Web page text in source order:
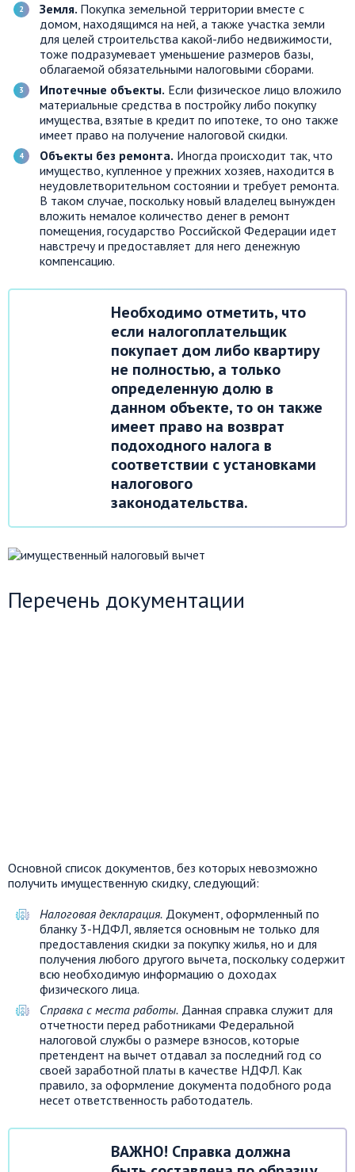
Земля. Покупка земельной территории вместе с
домом, находящимся на ней, а также участка земли
для целей строительства какой-либо недвижимости,
тоже подразумевает уменьшение размеров базы,
облагаемой обязательными налоговыми сборами.
Ипотечные объекты. Если физическое лицо вложило
материальные средства в постройку либо покупку
имущества, взятые в кредит по ипотеке, то оно также
имеет право на получение налоговой скидки.
Объекты без ремонта. Иногда происходит так, что
имущество, купленное у прежних хозяев, находится в
неудовлетворительном состоянии и требует ремонта.
В таком случае, поскольку новый владелец вынужден
вложить немалое количество денег в ремонт
помещения, государство Российской Федерации идет
навстречу и предоставляет для него денежную
компенсацию.
Необходимо отметить, что
если налогоплательщик
покупает дом либо квартиру
не полностью, а только
определенную долю в
данном объекте, то он также
имеет право на возврат
подоходного налога в
соответствии с установками
налогового
законодательства.
Перечень документации
Основной список документов, без которых невозможно
получить имущественную скидку, следующий:
Налоговая декларация. Документ, оформленный по
бланку 3-НДФЛ, является основным не только для
предоставления скидки за покупку жилья, но и для
получения любого другого вычета, поскольку содержит
всю необходимую информацию о доходах
физического лица.
Справка с места работы. Данная справка служит для
отчетности перед работниками Федеральной
налоговой службы о размере взносов, которые
претендент на вычет отдавал за последний год со
своей заработной платы в качестве НДФЛ. Как
правило, за оформление документа подобного рода
несет ответственность работодатель.
ВАЖНО! Справка должна